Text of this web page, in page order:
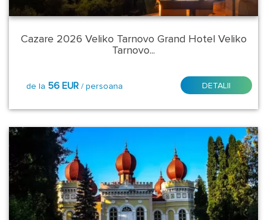
Cazare 2026 Veliko Tarnovo Grand Hotel Veliko
Tarnovo...
de la 56 EUR/ persoana DETALII